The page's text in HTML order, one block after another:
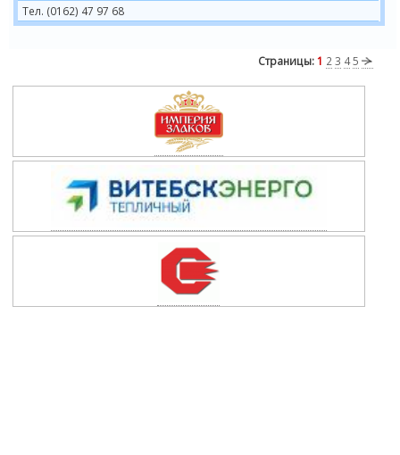
Тел. (0162) 47 97 68
Страницы: 1 2 3 45